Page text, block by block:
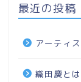
最近の投稿
アーティ
織田慶と